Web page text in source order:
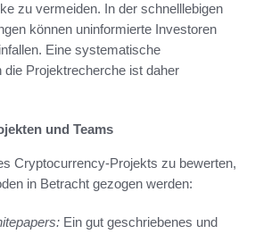
zu vermeiden. In der schnelllebigen
können uninformierte Investoren
Eine systematische
die Projektrecherche ist daher
und Teams
Cryptocurrency-Projekts zu bewerten,
in Betracht gezogen werden:
Ein gut geschriebenes und